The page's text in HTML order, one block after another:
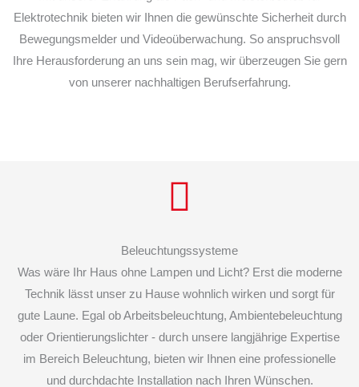
Elektrotechnik bieten wir Ihnen die gewünschte Sicherheit durch
Bewegungsmelder und Videoüberwachung. So anspruchsvoll
Ihre Herausforderung an uns sein mag, wir überzeugen Sie gern
von unserer nachhaltigen Berufserfahrung.
Beleuchtungssysteme
Was wäre Ihr Haus ohne Lampen und Licht? Erst die moderne
Technik lässt unser zu Hause wohnlich wirken und sorgt für
gute Laune. Egal ob Arbeitsbeleuchtung, Ambientebeleuchtung
oder Orientierungslichter - durch unsere langjährige Expertise
im Bereich Beleuchtung, bieten wir Ihnen eine professionelle
und durchdachte Installation nach Ihren Wünschen.